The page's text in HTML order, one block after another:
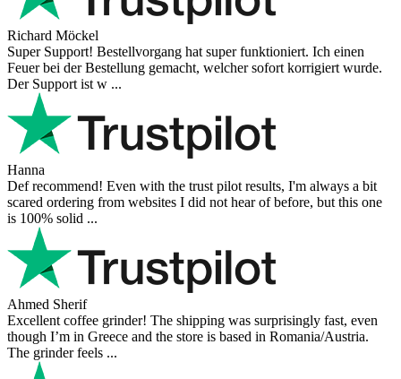
Mihaylovich
perfect all product,company,delivery, thanks recomended
Nerijus
Excellent store! Friendly and professional communication, fast
shipping, and the item arrived well packaged. The whole purchasing
experience was smoot ...
Richard Möckel
Super Support! Bestellvorgang hat super funktioniert. Ich einen
Feuer bei der Bestellung gemacht, welcher sofort korrigiert wurde.
Der Support ist w ...